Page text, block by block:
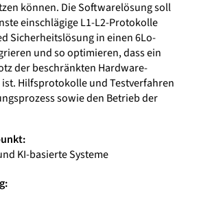
können. Die Softwarelösung soll
einschlägige L1-L2-Protokolle
Sicherheitslösung in einen 6Lo-
und so optimieren, dass ein
der beschränkten Hardware-
Hilfsprotokolle und Testverfahren
sowie den Betrieb der
KI-basierte Systeme